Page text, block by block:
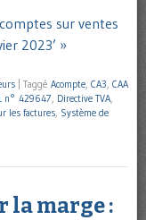
sur ventes
2023’ »
Taggé Acompte, CA3, CAA
n° 429647, Directive TVA,
les factures, Système de
la marge :